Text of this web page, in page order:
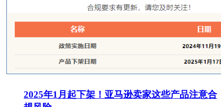
2025年1月起下架！亚马逊卖家这些产品注意合